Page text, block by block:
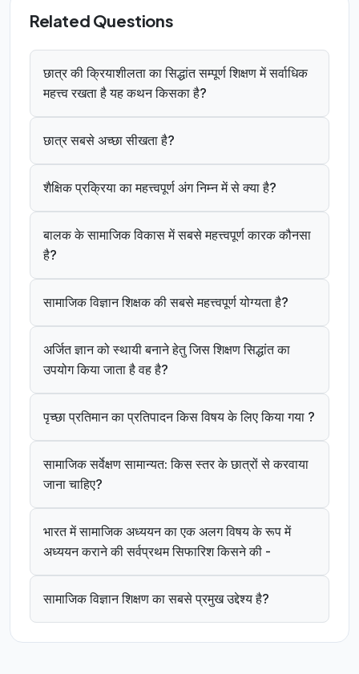
Related Questions
छात्र की क्रियाशीलता का सिद्धांत सम्पूर्ण शिक्षण में सर्वाधिक
महत्त्व रखता है यह कथन किसका है?
छात्र सबसे अच्छा सीखता है?
शैक्षिक प्रक्रिया का महत्त्वपूर्ण अंग निम्न में से क्या है?
बालक के सामाजिक विकास में सबसे महत्त्वपूर्ण कारक कौनसा
है?
सामाजिक विज्ञान शिक्षक की सबसे महत्त्वपूर्ण योग्यता है?
अर्जित ज्ञान को स्थायी बनाने हेतु जिस शिक्षण सिद्धांत का
उपयोग किया जाता है वह है?
पृच्छा प्रतिमान का प्रतिपादन किस विषय के लिए किया गया ?
सामाजिक सर्वेक्षण सामान्यत: किस स्तर के छात्रों से करवाया
जाना चाहिए?
भारत में सामाजिक अध्ययन का एक अलग विषय के रूप में
अध्ययन कराने की सर्वप्रथम सिफारिश किसने की -
सामाजिक विज्ञान शिक्षण का सबसे प्रमुख उद्देश्य है?